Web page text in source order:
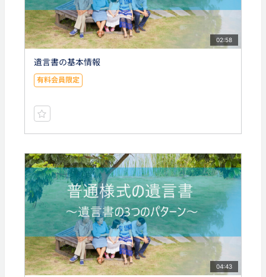
02:58
遺言書の基本情報
有料会員限定
04:43